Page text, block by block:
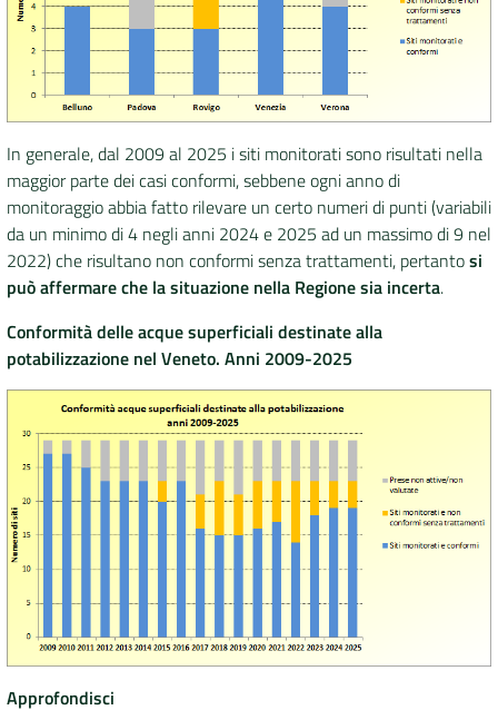
In generale, dal 2009 al 2025 i siti monitorati sono risultati nella
maggior parte dei casi conformi, sebbene ogni anno di
monitoraggio abbia fatto rilevare un certo numeri di punti (variabili
da un minimo di 4 negli anni 2024 e 2025 ad un massimo di 9 nel
2022) che risultano non conformi senza trattamenti, pertantosi
può affermare che la situazione nella Regione sia incerta.
Conformità delle acque superficiali destinate alla
potabilizzazione nel Veneto. Anni 2009-2025
Approfondisci